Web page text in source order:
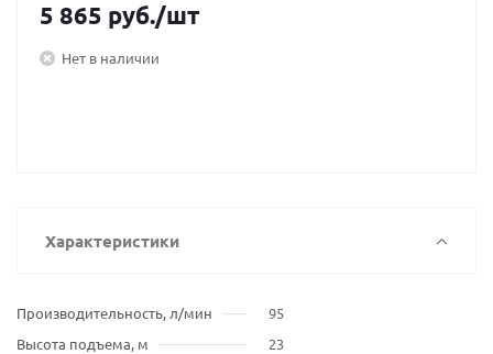
5 865 руб./шт
Нет в наличии
Характеристики
Производительность, л/мин
95
Высота подъема, м
23